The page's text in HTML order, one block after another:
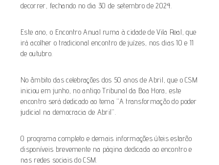
decorrer, fechando no dia 30 de setembro de 2024.
Este ano, o Encontro Anual ruma à cidade de Vila Real, que
irá acolher o tradicional encontro de juízes, nos dias 10 e 11
de outubro.
No âmbito das celebrações dos 50 anos de Abril, que o CSM
iniciou em junho, no antigo Tribunal da Boa Hora, este
encontro será dedicado ao tema “A transformação do poder
judicial na democracia de Abril”.
O programa completo e demais informações úteis estarão
disponíveis brevemente na página dedicada ao encontro e
nas redes sociais do CSM.